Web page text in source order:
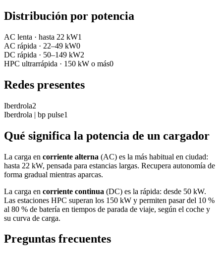
Distribución por potencia
AC lenta · hasta 22 kW1
AC rápida · 22–49 kW0
DC rápida · 50–149 kW2
HPC ultrarrápida · 150 kW o más0
Redes presentes
Iberdrola2
Iberdrola | bp pulse1
Qué significa la potencia de un cargador
La carga en corriente alterna (AC) es la más habitual en ciudad:
hasta 22 kW, pensada para estancias largas. Recupera autonomía de
forma gradual mientras aparcas.
La carga en corriente continua (DC) es la rápida: desde 50 kW.
Las estaciones HPC superan los 150 kW y permiten pasar del 10 %
al 80 % de batería en tiempos de parada de viaje, según el coche y
su curva de carga.
Preguntas frecuentes